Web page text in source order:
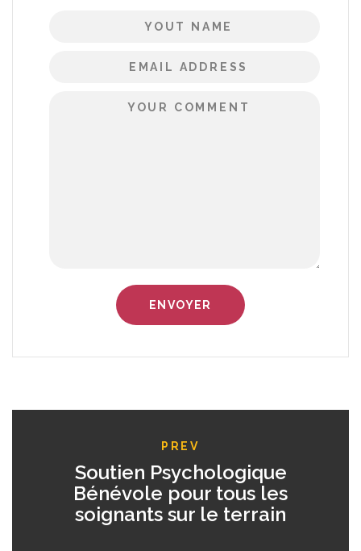
PREV
Soutien Psychologique
Bénévole pour tous les
soignants sur le terrain